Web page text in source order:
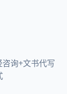
询+文书代写